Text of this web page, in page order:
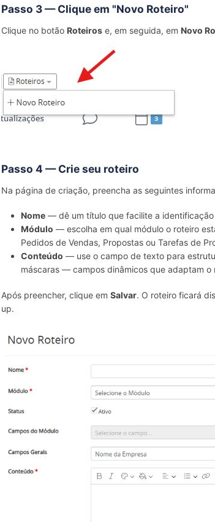
Passo 3 — Clique em "Novo Roteiro"
Clique no botão Roteiros e, em seguida, em Novo
Passo 4 — Crie seu roteiro
Na página de criação, preencha as seguintes
Nome — dê um título que facilite a
Módulo — escolha em qual módulo o roteiro
Pedidos de Vendas, Propostas ou Tarefas de
Conteúdo — use o campo de texto para
máscaras — campos dinâmicos que adaptam
Após preencher, clique em Salvar. O roteiro ficará
up.